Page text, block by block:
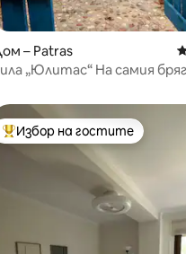
4,97 от 5, 58 отзива
– Patras
„Юлитас“ На самия бряг
Най-популярен избор на
Избор на гостите